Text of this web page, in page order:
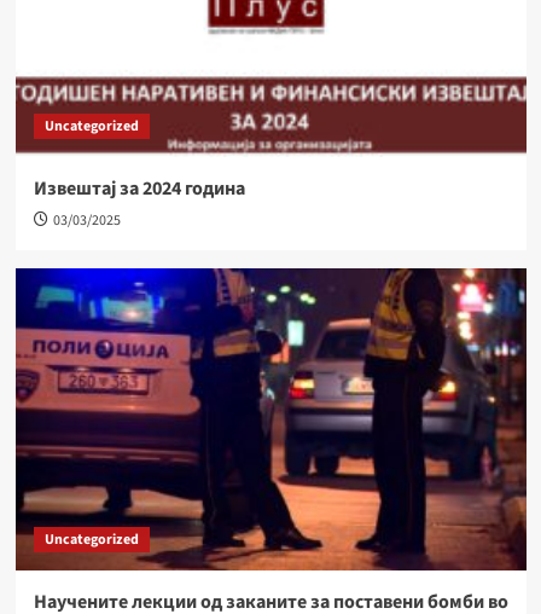
Uncategorized
Извештај за 2024 година
03/03/2025
Uncategorized
Научените лекции од заканите за поставени бомби во